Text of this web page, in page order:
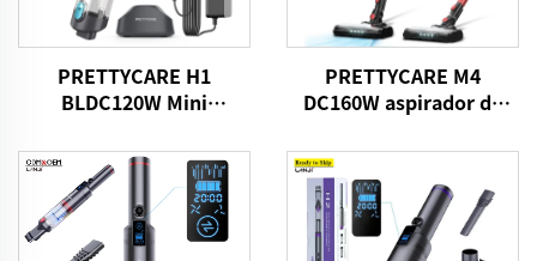
PRETTYCARE H1
BLDC120W Mini
fio
PRETTYCARE M4
DC160W aspirador de
de carpete de casa